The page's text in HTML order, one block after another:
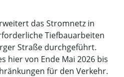
das Stromnetz in
Tiefbauarbeiten
Straße durchgeführt.
hier von Ende Mai 2026 bis
für den Verkehr.